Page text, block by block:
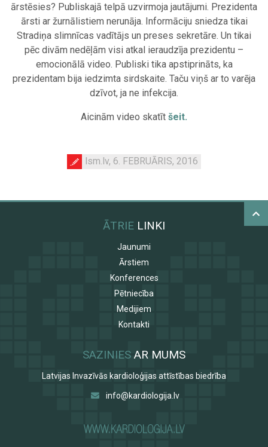
ārstēsies? Publiskajā telpā uzvirmoja jautājumi. Prezidenta
ārsti ar žurnālistiem nerunāja. Informāciju sniedza tikai
Stradiņa slimnīcas vadītājs un preses sekretāre. Un tikai
pēc divām nedēļām visi atkal ieraudzīja prezidentu –
emocionālā video. Publiski tika apstiprināts, ka
prezidentam bija iedzimta sirdskaite. Taču viņš ar to varēja
dzīvot, ja ne infekcija.
Aicinām video skatīt šeit.
lsm.lv, 6. FEBRUĀRIS, 2016
ĀTRIE LINKI
Jaunumi
Ārstiem
Konferences
Pētniecība
Medijiem
Kontakti
SAZINIES AR MUMS
Latvijas Invazīvās kardioloģijas attīstības biedrība
info@kardiologija.lv